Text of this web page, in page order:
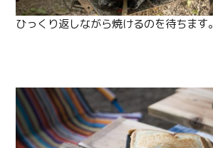
ひっくり返しながら焼けるのを待ちます。